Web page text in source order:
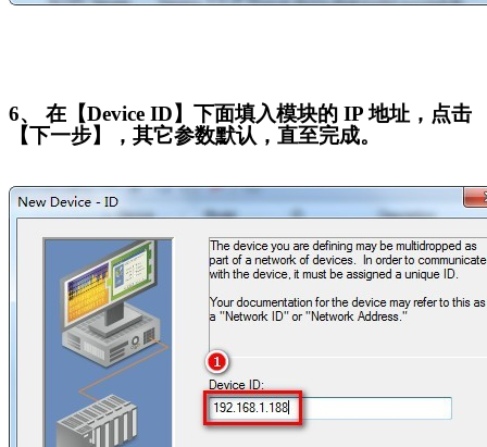
6、 在【Device ID】下面填入模块的 IP 地址，点击
【下一步】，其它参数默认，直至完成。